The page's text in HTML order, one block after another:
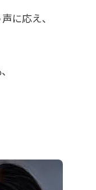
に応え、